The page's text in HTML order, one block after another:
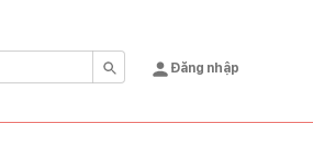
Đăng nhập